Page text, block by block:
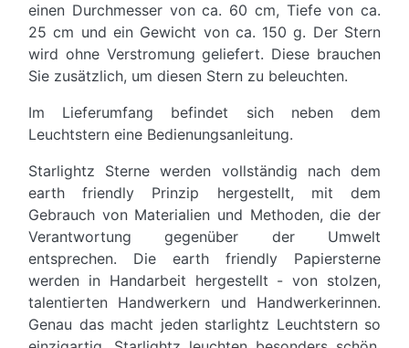
einen Durchmesser von ca. 60 cm, Tiefe von ca.
25 cm und ein Gewicht von ca. 150 g. Der Stern
wird ohne Verstromung geliefert. Diese brauchen
Sie zusätzlich, um diesen Stern zu beleuchten.
Im Lieferumfang befindet sich neben dem
Leuchtstern eine Bedienungsanleitung.
Starlightz Sterne werden vollständig nach dem
earth friendly Prinzip hergestellt, mit dem
Gebrauch von Materialien und Methoden, die der
Verantwortung gegenüber der Umwelt
entsprechen. Die earth friendly Papiersterne
werden in Handarbeit hergestellt - von stolzen,
talentierten Handwerkern und Handwerkerinnen.
Genau das macht jeden starlightz Leuchtstern so